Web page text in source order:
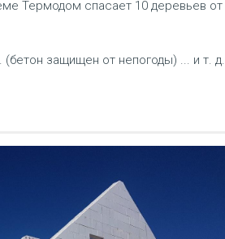
Термодом спасает 10 деревьев от
защищен от непогоды) ... и т. д.